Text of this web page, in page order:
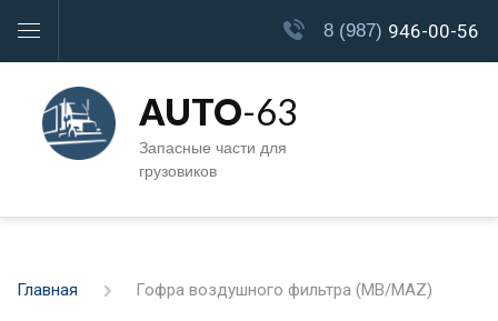
8 (987) 946-00-56
AUTO-63
Запасные части для
грузовиков
Главная Гофра воздушного фильтра (MB/MAZ)